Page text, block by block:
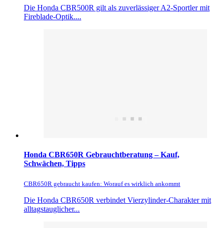
Die Honda CBR500R gilt als zuverlässiger A2-Sportler mit
Fireblade-Optik....
Honda CBR650R Gebrauchtberatung – Kauf,
Schwächen, Tipps
CBR650R gebraucht kaufen: Worauf es wirklich ankommt
Die Honda CBR650R verbindet Vierzylinder-Charakter mit
alltagstauglicher...